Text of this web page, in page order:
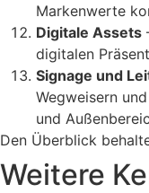
Markenwerte
Digitale Assets
digitalen
Signage und
Wegweisern
und
Den Überblick
Weitere